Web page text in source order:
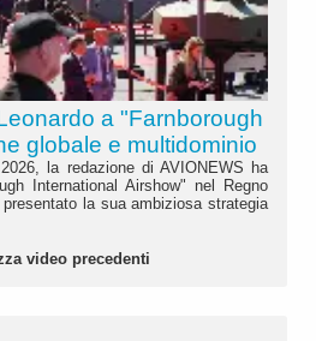
a "Farnborough
globale e multidominio
la redazione di AVIONEWS ha
International Airshow" nel Regno
la sua ambiziosa strategia
video precedenti